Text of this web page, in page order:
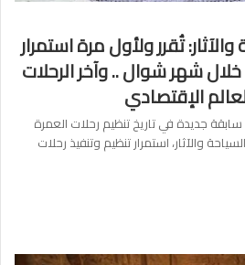
تُقرر ولأول مرة استمرار
شهر شوال .. وآخر الرحلات
الإقتصادي
جديدة في تاريخ تنظيم رحلات العمرة
والآثار، استمرار تنظيم وتنفيذ رحلات